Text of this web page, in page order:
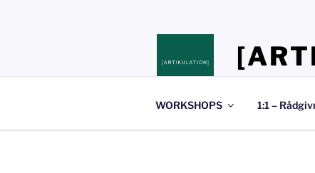
Stedet hvor
WORKSHOPS 1:1 –